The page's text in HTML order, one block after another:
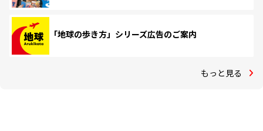
「地球の歩き方」シリーズ広告のご案内
もっと見る